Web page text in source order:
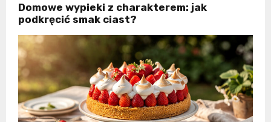
Domowe wypieki z charakterem: jak
podkręcić smak ciast?